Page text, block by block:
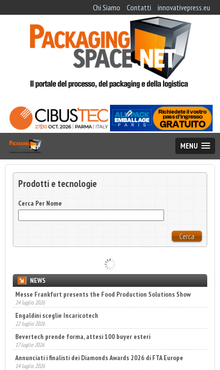
Chi Siamo Contatti innovativepress.eu
MENU
Prodotti e tecnologie
Cerca Per Nome
Cerca
NEWS
Messe Frankfurt presents the Food Production Solutions Show
24 luglio 2026
Engaldini sceglie Incaricotech
22 luglio 2026
Bevertech prende forma, attesi 100 buyer esteri
17 luglio 2026
Annunciati i finalisti dei Diamonds Awards 2026 di FTA Europe
14 luglio 2026